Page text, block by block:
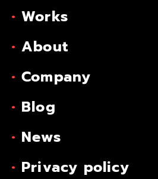
Works
About
Company
Blog
News
Privacy policy